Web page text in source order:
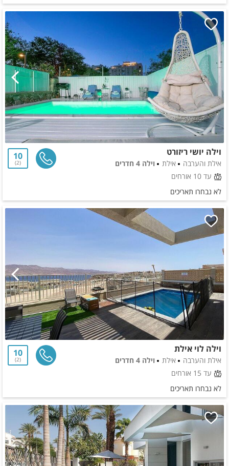
וילה יושי ריזורט
אילת והערבה אילת
וילה 4 חדרים
עד 10 אורחים
10
2
לא נבחרו תאריכים
וילה לוי אילת
אילת והערבה אילת
וילה 4 חדרים
עד 15 אורחים
10
2
לא נבחרו תאריכים